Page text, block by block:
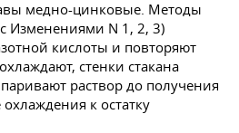
кислоты и повторяют
стенки стакана
раствор до получения
к остатку